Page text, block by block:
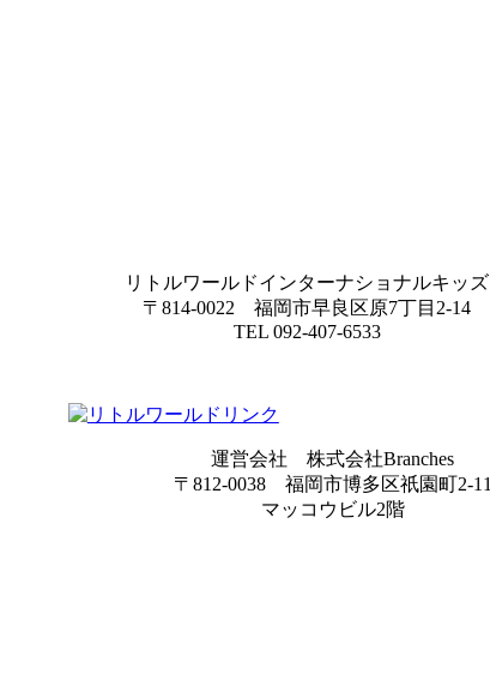
リトルワールドインターナショナルキッズ
〒814-0022 福岡市早良区原7丁目2-14
TEL 092-407-6533
運営会社 株式会社Branches
〒812-0038 福岡市博多区祇園町2-11
マッコウビル2階